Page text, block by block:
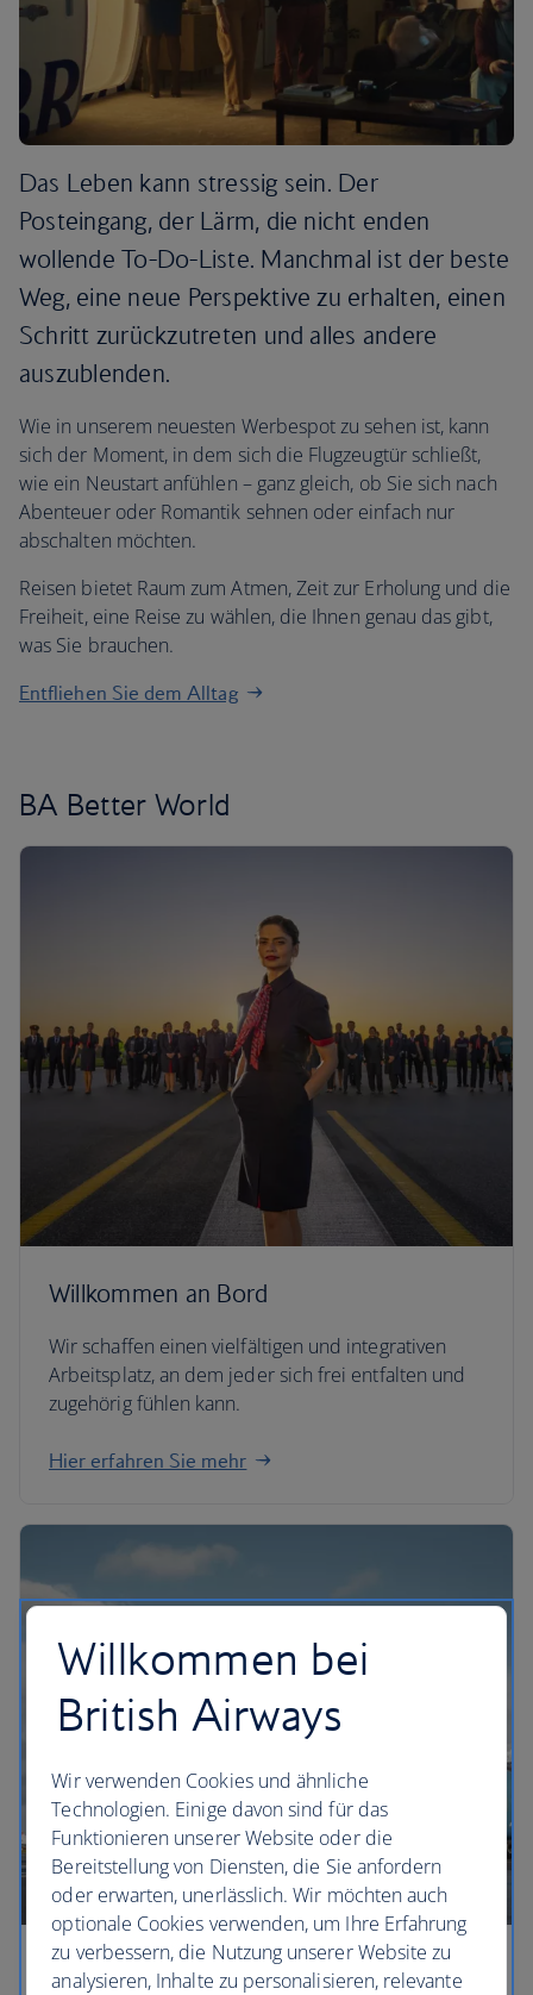
Das Leben kann stressig sein. Der
Posteingang, der Lärm, die nicht enden
wollende To-Do-Liste. Manchmal ist der beste
Weg, eine neue Perspektive zu erhalten, einen
Schritt zurückzutreten und alles andere
auszublenden.
Wie in unserem neuesten Werbespot zu sehen ist, kann
sich der Moment, in dem sich die Flugzeugtür schließt,
wie ein Neustart anfühlen – ganz gleich, ob Sie sich nach
Abenteuer oder Romantik sehnen oder einfach nur
abschalten möchten.
Reisen bietet Raum zum Atmen, Zeit zur Erholung und die
Freiheit, eine Reise zu wählen, die Ihnen genau das gibt,
was Sie brauchen.
Entfliehen Sie dem Alltag
BA Better World
Willkommen an Bord
Wir schaffen einen vielfältigen und integrativen
Arbeitsplatz, an dem jeder sich frei entfalten und
zugehörig fühlen kann.
Hier erfahren Sie mehr
Klimamaßnahmen ergreifen
Willkommen bei
British Airways
Wir verwenden Cookies und ähnliche
Technologien. Einige davon sind für das
Funktionieren unserer Website oder die
Bereitstellung von Diensten, die Sie anfordern
oder erwarten, unerlässlich. Wir möchten auch
optionale Cookies verwenden, um Ihre Erfahrung
zu verbessern, die Nutzung unserer Website zu
analysieren, Inhalte zu personalisieren, relevante